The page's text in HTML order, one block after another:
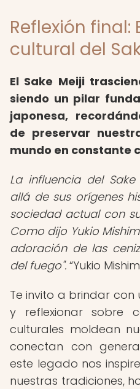
Reflexión final:
cultural del
El Sake Meiji
siendo un pilar
japonesa,
de preservar
mundo en constante
La influencia del
allá de sus orígenes
sociedad actual con
Como dijo Yukio
adoración de las
del fuego". Yukio
Te invito a brindar con
y reflexionar sobre
culturales moldean
conectan con
este legado nos
nuestras tradiciones,